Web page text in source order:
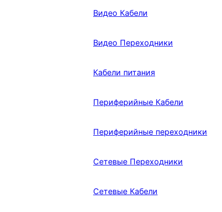
Видео Кабели
Видео Переходники
Кабели питания
Периферийные Кабели
Периферийные переходники
Сетевые Переходники
Сетевые Кабели